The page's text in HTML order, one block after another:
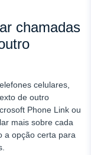
chamadas
celulares,
de outro
Phone Link ou
mais sobre cada
a opção certa para